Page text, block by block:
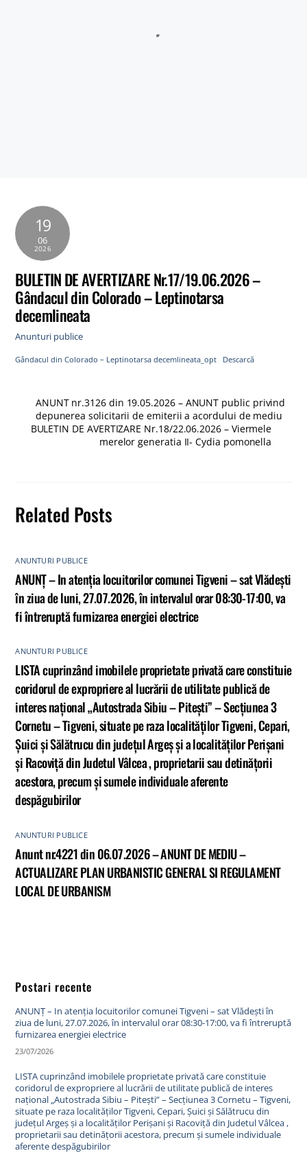
din Judetul Vâlcea , proprietarii sau detinățorii acestora, precum
19
06
2026
BULETIN DE AVERTIZARE Nr.17/19.06.2026 –
Gândacul din Colorado – Leptinotarsa
decemlineata
Anunturi publice
Gândacul din Colorado – Leptinotarsa decemlineata_opt Descarcă
ANUNT nr.3126 din 19.05.2026 – ANUNT public privind
depunerea solicitarii de emiterii a acordului de mediu
BULETIN DE AVERTIZARE Nr.18/22.06.2026 – Viermele
merelor generatia II- Cydia pomonella
Related Posts
ANUNTURI PUBLICE
ANUNȚ – In atenția locuitorilor comunei Tigveni – sat Vlădești
în ziua de luni, 27.07.2026, în intervalul orar 08:30-17:00, va
fi întreruptă furnizarea energiei electrice
ANUNTURI PUBLICE
LISTA cuprinzând imobilele proprietate privată care constituie
coridorul de expropriere al lucrării de utilitate publică de
interes național „Autostrada Sibiu – Pitești” – Secțiunea 3
Cornetu – Tigveni, situate pe raza localităților Tigveni, Cepari,
Șuici și Sălătrucu din județul Argeș și a localităților Perișani
și Racoviță din Judetul Vâlcea , proprietarii sau detinățorii
acestora, precum și sumele individuale aferente
despăgubirilor
ANUNTURI PUBLICE
Anunt nr.4221 din 06.07.2026 – ANUNT DE MEDIU –
ACTUALIZARE PLAN URBANISTIC GENERAL SI REGULAMENT
LOCAL DE URBANISM
Postari recente
ANUNȚ – In atenția locuitorilor comunei Tigveni – sat Vlădești în
ziua de luni, 27.07.2026, în intervalul orar 08:30-17:00, va fi întreruptă
furnizarea energiei electrice
23/07/2026
LISTA cuprinzând imobilele proprietate privată care constituie
coridorul de expropriere al lucrării de utilitate publică de interes
național „Autostrada Sibiu – Pitești” – Secțiunea 3 Cornetu – Tigveni,
situate pe raza localităților Tigveni, Cepari, Șuici și Sălătrucu din
județul Argeș și a localităților Perișani și Racoviță din Judetul Vâlcea ,
proprietarii sau detinățorii acestora, precum și sumele individuale
aferente despăgubirilor